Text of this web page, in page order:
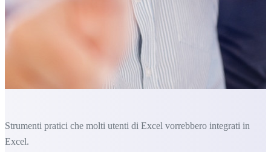
Strumenti pratici che molti utenti di Excel vorrebbero integrati in
Excel.